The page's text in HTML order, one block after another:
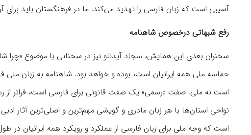
آسیبی است که زبان فارسی را تهدید می‌کند. ما در فرهنگستان باید
رفع شبهاتی درخصوص شاهنامه
سخنران بعدی این همایش، سجاد آیدنلو نیز در سخنانی با موضوع
حماسه ملی همه ایرانیان است، بوده و خواهد بود. شاهنامه به زبان
است نه ملی. صفت «رسمی» یک صفت قانونی برای فارسی است، فراتر از
نواحی استان‌ها با هر زبان مادری و گویشی مهم‌ترین و اصلی‌ترین آثار
است که وجه ملی برای زبان فارسی از عملکرد و رویکرد همه ایرانیان